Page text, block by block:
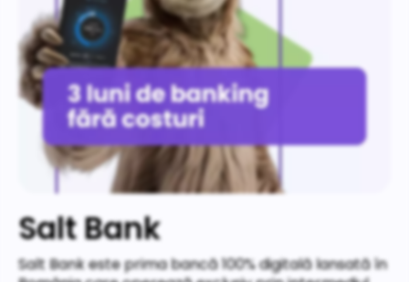
Salt Bank
Salt Bank este prima bancă 100% digitală lansată în